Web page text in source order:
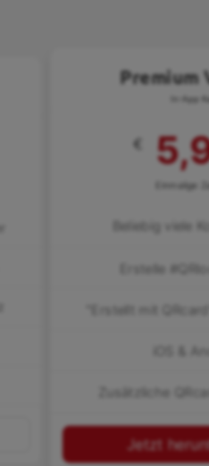
Premium
In-App
€
Einmalige
Beliebig viele
Erstelle
"Erstellt mit
Zusätzliche
Jetzt